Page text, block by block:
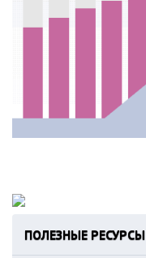
ПОЛЕЗНЫЕ РЕСУРСЫ